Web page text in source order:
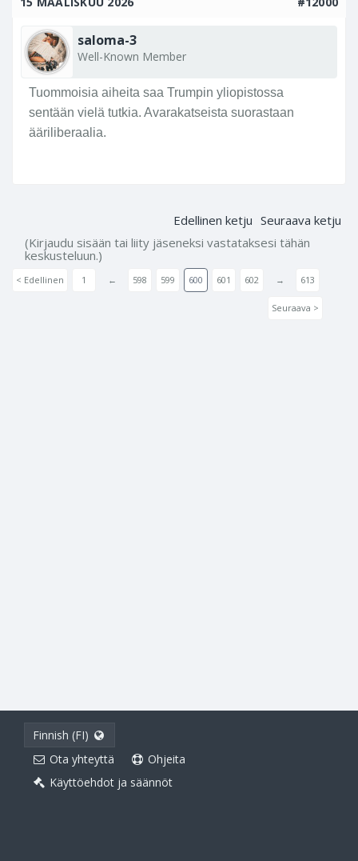
saloma-3
Well-Known Member
Tuommoisia aiheita saa Trumpin yliopistossa
sentään vielä tutkia. Avarakatseista suorastaan
ääriliberaalia.
Edellinen ketju Seuraava ketju
(Kirjaudu sisään tai liity jäseneksi vastataksesi tähän
keskusteluun.)
< Edellinen 1 ← 598 599 600 601 602 → 613
Seuraava >
Finnish (FI)
Ota yhteyttä
Ohjeita
Käyttöehdot ja säännöt